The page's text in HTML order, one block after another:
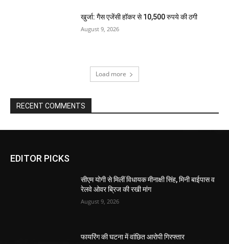
खुर्जा: गैस एजेंसी हॉकर से 10,500 रुपये की ठगी
August 9, 2026
Load more
RECENT COMMENTS
EDITOR PICKS
सीएम योगी से मिलीं विधायक मीनाक्षी सिंह, मिनी बाईपास व
रेलवे ओवर ब्रिज की रखी मांग
August 9, 2026
फायरिंग की घटना में वांछित आरोपी गिरफ्तार